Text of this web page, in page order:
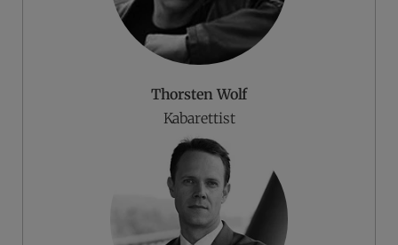
Thorsten Wolf
Kabarettist